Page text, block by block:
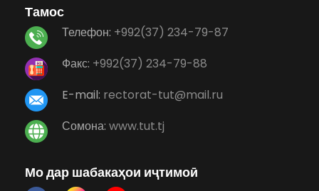
Тамос
Телефон: +992(37) 234-79-87
Факс: +992(37) 234-79-88
E-mail: rectorat-tut@mail.ru
Сомона: www.tut.tj
Мо дар шабакаҳои иҷтимоӣ